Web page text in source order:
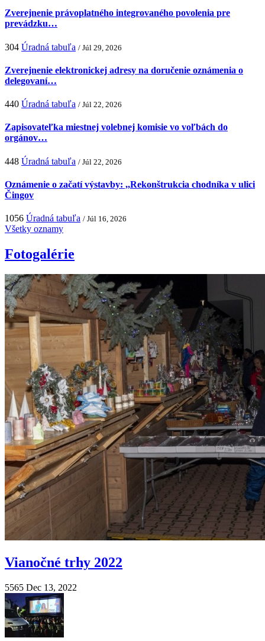
Zverejnenie právoplatného integrovaného povolenia pre
prevádzku…
304 Úradná tabuľa / Júl 29, 2026
Zverejnenie elektronickej adresy na doručenie oznámenia o
delegovaní…
440 Úradná tabuľa / Júl 22, 2026
Zapisovateľka miestnej volebnej komisie vo voľbách do
orgánov…
448 Úradná tabuľa / Júl 22, 2026
Oznámenie o začatí výstavby: ,,Rekonštrukcia chodníka v ulici
Čingov
1056 Úradná tabuľa / Júl 16, 2026
Všetky oznamy
Fotogalérie
Vianočné trhy 2022
5565 Dec 13, 2022